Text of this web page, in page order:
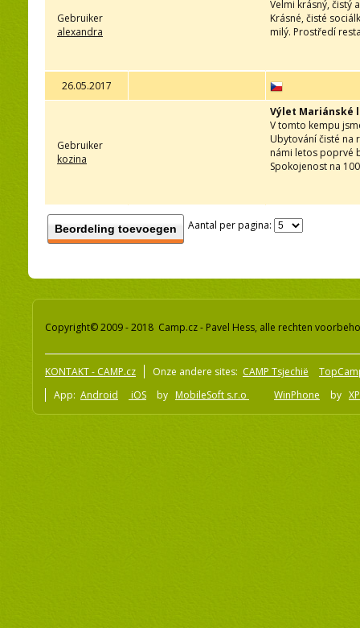
Gebruiker
alexandra
Velmi krásný, čistý
Krásné, čisté
milý. Prostředí
26.05.2017
Gebruiker
kozina
Výlet Mariánské
V tomto kempu
Ubytování čisté na
námi letos poprvé
Spokojenost na
Beordeling toevoegen Aantal per pagina:
Copyright© 2009 - 2018 Camp.cz - Pavel Hess, alle rechten
KONTAKT - CAMP.cz Onze andere sites: CAMP Tsjechië
App: Android iOS by MobileSoft s.r.o WinPhone by